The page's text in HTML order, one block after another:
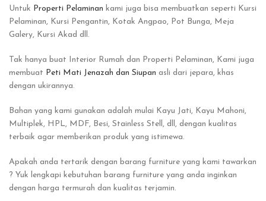
Untuk Properti Pelaminan kami juga bisa membuatkan seperti Kursi
Pelaminan, Kursi Pengantin, Kotak Angpao, Pot Bunga, Meja
Galery, Kursi Akad dll.
Tak hanya buat Interior Rumah dan Properti Pelaminan, Kami juga
membuat Peti Mati Jenazah dan Siupan asli dari jepara, khas
dengan ukirannya.
Bahan yang kami gunakan adalah mulai Kayu Jati, Kayu Mahoni,
Multiplek, HPL, MDF, Besi, Stainless Stell, dll, dengan kualitas
terbaik agar memberikan produk yang istimewa.
Apakah anda tertarik dengan barang furniture yang kami tawarkan
? Yuk lengkapi kebutuhan barang furniture yang anda inginkan
dengan harga termurah dan kualitas terjamin.